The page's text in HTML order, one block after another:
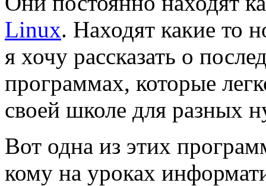
Linux. Находят какие то
я хочу рассказать о
программах, которые
своей школе для разных
Вот одна из этих
кому на уроках